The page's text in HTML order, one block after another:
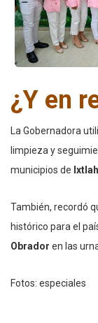
¿Y en
La Gobernadora
limpieza y
municipios de
También, recordó
histórico para el
Obrador en las
Fotos: especiales